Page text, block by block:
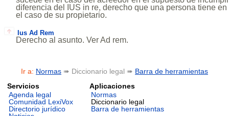
diferencia del IUS in re, derecho que una persona tiene
el caso de su propietario.
Ius Ad Rem
Derecho al asunto. Ver Ad rem.
Ir a: Normas ➠ Diccionario legal ➠ Barra de herramientas
Servicios
Agenda legal
Comunidad LexiVox
Directorio jurídico
Aplicaciones
Normas
Diccionario legal
Barra de herramientas